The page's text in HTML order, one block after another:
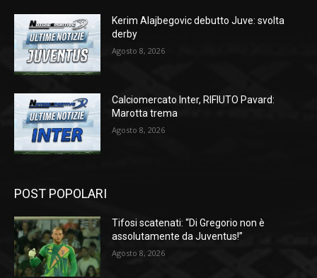
Kerim Alajbegovic debutto Juve: svolta
derby
Agosto 8, 2026
Calciomercato Inter, RIFIUTO Pavard:
Marotta trema
Agosto 8, 2026
POST POPOLARI
Tifosi scatenati: “Di Gregorio non è
assolutamente da Juventus!”
Agosto 8, 2026